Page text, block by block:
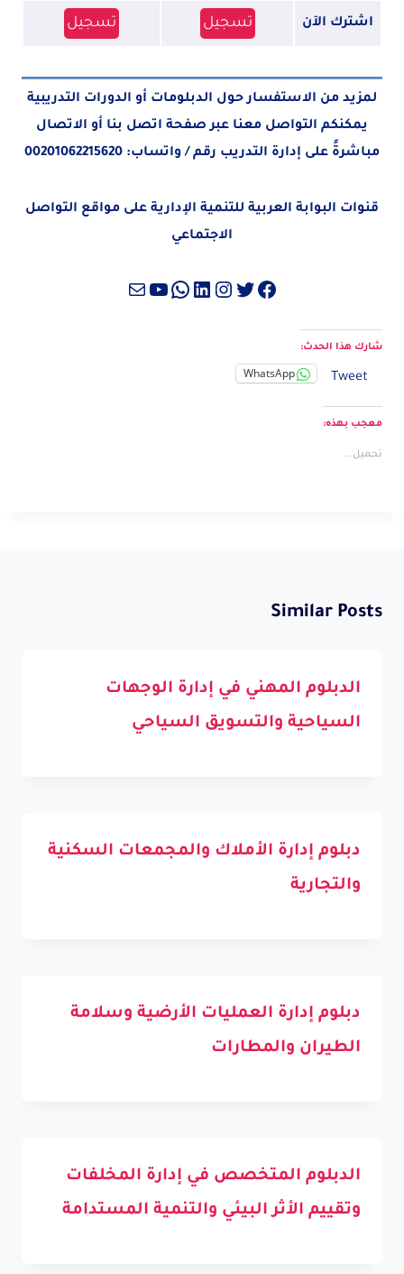
اشترك الآن تسجيل تسجيل
لمزيد من الاستفسار حول الدبلومات أو الدورات التدريبية
يمكنكم التواصل معنا عبر صفحة اتصل بنا أو الاتصال
مباشرةً على إدارة التدريب رقم / واتساب: 00201062215620
قنوات البوابة العربية للتنمية الإدارية على مواقع التواصل
الاجتماعي
فيسبوك
تويترإنستجرام
لينكد إن واتساب
يوتيوب
بريد
شارك هذا الحدث:
Tweet
WhatsApp
معجب بهذه:
تحميل...
Similar Posts
الدبلوم المهني في إدارة الوجهات
السياحية والتسويق السياحي
دبلوم إدارة الأملاك والمجمعات السكنية
والتجارية
دبلوم إدارة العمليات الأرضية وسلامة
الطيران والمطارات
الدبلوم المتخصص في إدارة المخلفات
وتقييم الأثر البيئي والتنمية المستدامة